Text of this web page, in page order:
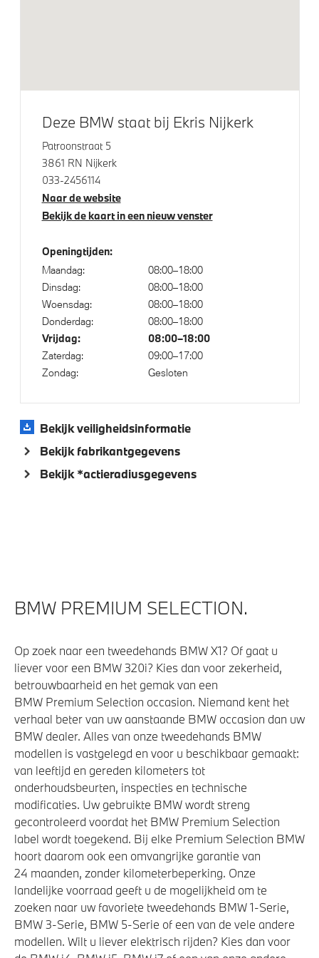
Bandenspanningsweergavesysteem
Draadloos oplaadstation
Automatisch dimmende binnen- en buitenspiegel
High-beam assistant
Parking assistant plus
Driving Assistant Plus
Aandrijving en onderstel
Kilometertacho
Veiligheid
Deze BMW staat bij Ekris Nijkerk
Patroonstraat 5
3861 RN Nijkerk
033-2456114
Naar de website
Bekijk de kaart in een nieuw venster
Openingtijden:
Maandag:
08:00–18:00
Dinsdag:
08:00–18:00
Woensdag:
08:00–18:00
Donderdag:
08:00–18:00
Vrijdag: 08:00–18:00
Zaterdag:
09:00–17:00
Zondag:
Gesloten
Bekijk veiligheidsinformatie
Bekijk fabrikantgegevens
Bekijk *actieradiusgegevens
BMW PREMIUM SELECTION.
Op zoek naar een tweedehands BMW X1? Of gaat u
liever voor een BMW 320i? Kies dan voor zekerheid,
betrouwbaarheid en het gemak van een
BMW Premium Selection occasion. Niemand kent het
verhaal beter van uw aanstaande BMW occasion dan uw
BMW dealer. Alles van onze tweedehands BMW
modellen is vastgelegd en voor u beschikbaar gemaakt:
van leeftijd en gereden kilometers tot
onderhoudsbeurten, inspecties en technische
modificaties. Uw gebruikte BMW wordt streng
gecontroleerd voordat het BMW Premium Selection
label wordt toegekend. Bij elke Premium Selection BMW
hoort daarom ook een omvangrijke garantie van
24 maanden, zonder kilometerbeperking. Onze
landelijke voorraad geeft u de mogelijkheid om te
zoeken naar uw favoriete tweedehands BMW 1-Serie,
BMW 3-Serie, BMW 5-Serie of een van de vele andere
modellen. Wilt u liever elektrisch rijden? Kies dan voor